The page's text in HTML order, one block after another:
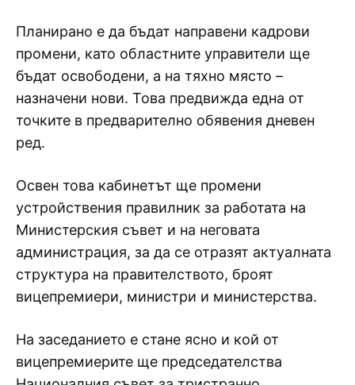
Планирано е да бъдат направени кадрови
промени, като областните управители ще
бъдат освободени, а на тяхно място –
назначени нови. Това предвижда една от
точките в предварително обявения дневен
ред.
Освен това кабинетът ще промени
устройствения правилник за работата на
Министерския съвет и на неговата
администрация, за да се отразят актуалната
структура на правителството, броят
вицепремиери, министри и министерства.
На заседанието е стане ясно и кой от
вицепремиерите ще председателства